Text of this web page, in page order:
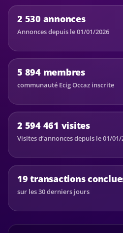
2 530 annonces
Annonces depuis le 01/01/2026
5 894 membres
communauté Ecig Occaz inscrite
2 594 461 visites
Visites d’annonces depuis le 01/01/
19 transactions
sur les 30 derniers jours